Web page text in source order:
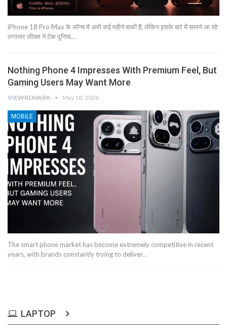
iPhone 18 Pro Max के लॉन्च में अभी कई महीने बाकी हैं, लेकिन इसके बारे में सामने आ रहे
लगातार लीक्स ने टेक दुनिया…
Nothing Phone 4 Impresses With Premium Feel, But
Gaming Users May Want More
VIEWREMARK May 18, 2026
MOBILE
The smart phone market has become extremely competitive in recent
years, with brands constantly trying to deliver…
LAPTOP